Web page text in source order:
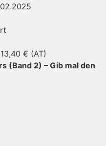
€ (AT)
(Band 2) – Gib mal den